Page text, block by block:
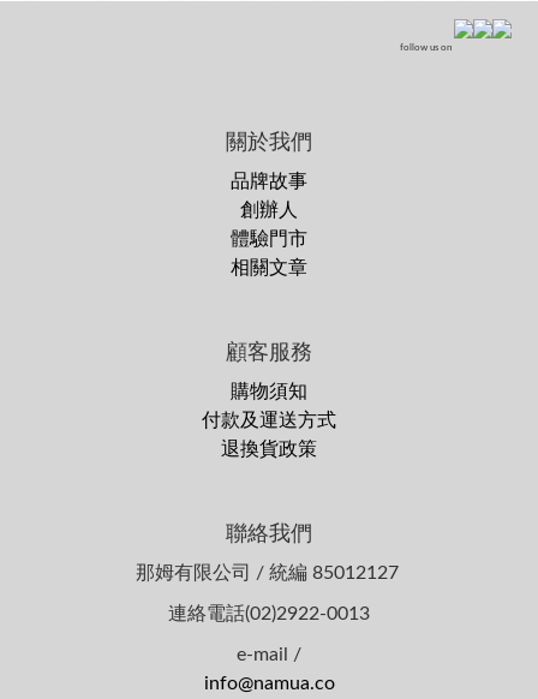
follow us on
關於我們
品牌故事
創辦人
體驗門市
相關文章
顧客服務
購物須知
付款及運送方式
退換貨政策
聯絡我們
那姆有限公司 / 統編 85012127
連絡電話(02)2922-0013
e-mail /
info@namua.co